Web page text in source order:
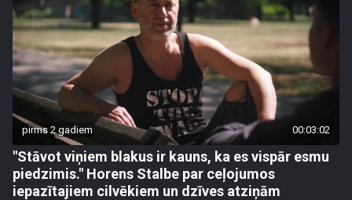
pirms 2 gadiem 00:03:02
"Stāvot viņiem blakus ir kauns, ka es vispār esmu
piedzimis." Horens Stalbe par ceļojumos
iepazītajiem cilvēkiem un dzīves atziņām